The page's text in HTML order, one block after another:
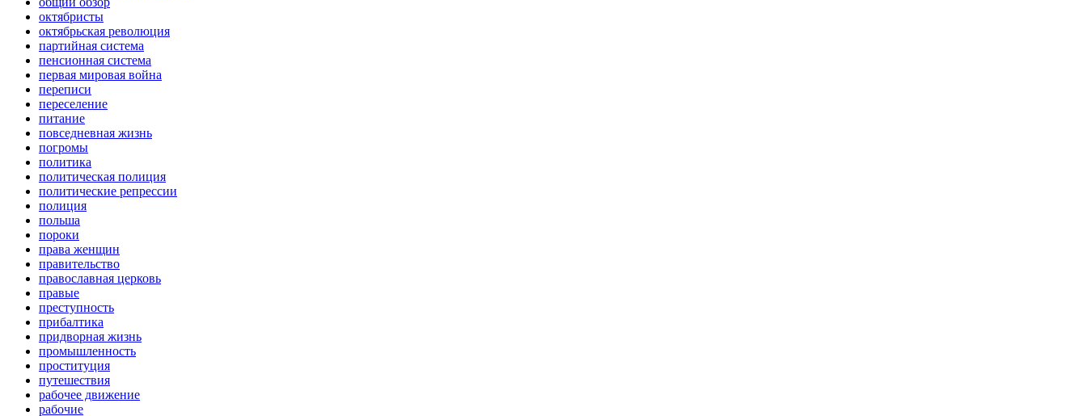
октябристы
октябрьская революция
партийная система
пенсионная система
первая мировая война
переписи
переселение
питание
повседневная жизнь
погромы
политика
политическая полиция
политические репрессии
полиция
польша
пороки
права женщин
правительство
православная церковь
правые
преступность
прибалтика
придворная жизнь
промышленность
проституция
путешествия
рабочее движение
рабочие